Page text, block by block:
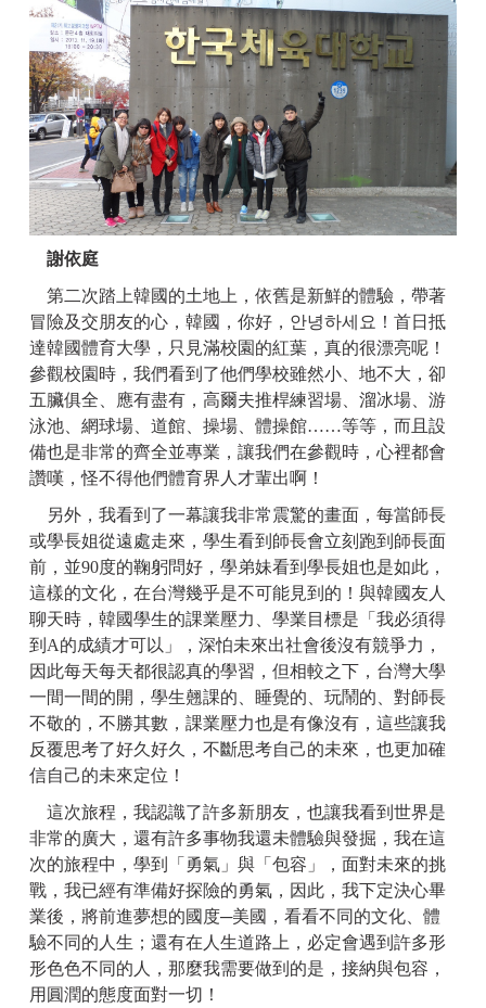
謝依庭
第二次踏上韓國的土地上，依舊是新鮮的體驗，帶著
冒險及交朋友的心，韓國，你好，안녕하세요！首日抵
達韓國體育大學，只見滿校園的紅葉，真的很漂亮呢！
參觀校園時，我們看到了他們學校雖然小、地不大，卻
五臟俱全、應有盡有，高爾夫推桿練習場、溜冰場、游
泳池、網球場、道館、操場、體操館……等等，而且設
備也是非常的齊全並專業，讓我們在參觀時，心裡都會
讚嘆，怪不得他們體育界人才輩出啊！
另外，我看到了一幕讓我非常震驚的畫面，每當師長
或學長姐從遠處走來，學生看到師長會立刻跑到師長面
前，並90度的鞠躬問好，學弟妹看到學長姐也是如此，
這樣的文化，在台灣幾乎是不可能見到的！與韓國友人
聊天時，韓國學生的課業壓力、學業目標是「我必須得
到A的成績才可以」，深怕未來出社會後沒有競爭力，
因此每天每天都很認真的學習，但相較之下，台灣大學
一間一間的開，學生翹課的、睡覺的、玩鬧的、對師長
不敬的，不勝其數，課業壓力也是有像沒有，這些讓我
反覆思考了好久好久，不斷思考自己的未來，也更加確
信自己的未來定位！
這次旅程，我認識了許多新朋友，也讓我看到世界是
非常的廣大，還有許多事物我還未體驗與發掘，我在這
次的旅程中，學到「勇氣」與「包容」，面對未來的挑
戰，我已經有準備好探險的勇氣，因此，我下定決心畢
業後，將前進夢想的國度─美國，看看不同的文化、體
驗不同的人生；還有在人生道路上，必定會遇到許多形
形色色不同的人，那麼我需要做到的是，接納與包容，
用圓潤的態度面對一切！